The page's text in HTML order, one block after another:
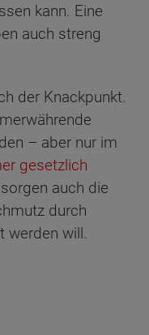
kann. Eine
auch streng
der Knackpunkt.
– aber nur im
gesetzlich
auch die
durch
werden will.